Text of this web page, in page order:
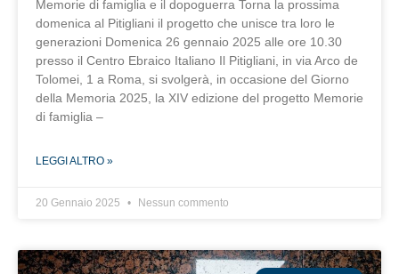
Memorie di famiglia e il dopoguerra Torna la prossima
domenica al Pitigliani il progetto che unisce tra loro le
generazioni Domenica 26 gennaio 2025 alle ore 10.30
presso il Centro Ebraico Italiano Il Pitigliani, in via Arco de
Tolomei, 1 a Roma, si svolgerà, in occasione del Giorno
della Memoria 2025, la XIV edizione del progetto Memorie
di famiglia –
LEGGI ALTRO »
20 Gennaio 2025 Nessun commento